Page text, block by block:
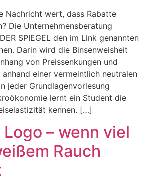
Nachricht wert, dass Rabatte
Die Unternehmensberatung
SPIEGEL den im Link genannten
Darin wird die Binsenweisheit
von Preissenkungen und
einer vermeintlich neutralen
jeder Grundlagenvorlesung
lernt ein Student die
kennen. […]
– wenn viel
Rauch